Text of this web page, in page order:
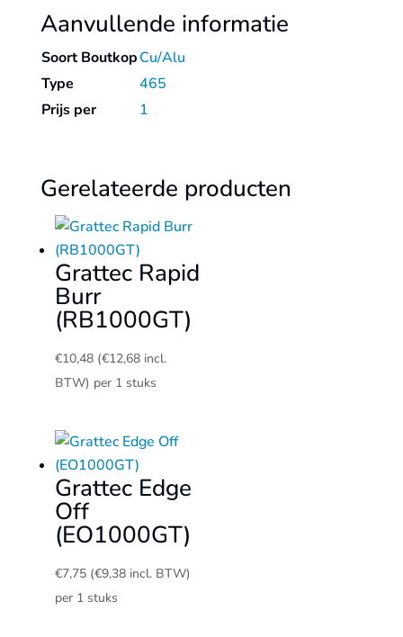
Aanvullende informatie
Soort BoutkopCu/Alu
Type
465
Prijs per
1
Gerelateerde producten
Grattec Rapid
Burr
(RB1000GT)
€10,48 (€12,68incl.
BTW) per 1 stuks
Grattec Edge
Off
(EO1000GT)
€7,75 (€9,38incl. BTW)
per 1 stuks